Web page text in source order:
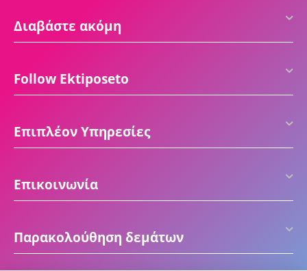
Διαβάστε ακόμη
Follow Ektiposeto
Επιπλέον Υπηρεσίες
Επικοινωνία
Παρακολούθηση δεμάτων